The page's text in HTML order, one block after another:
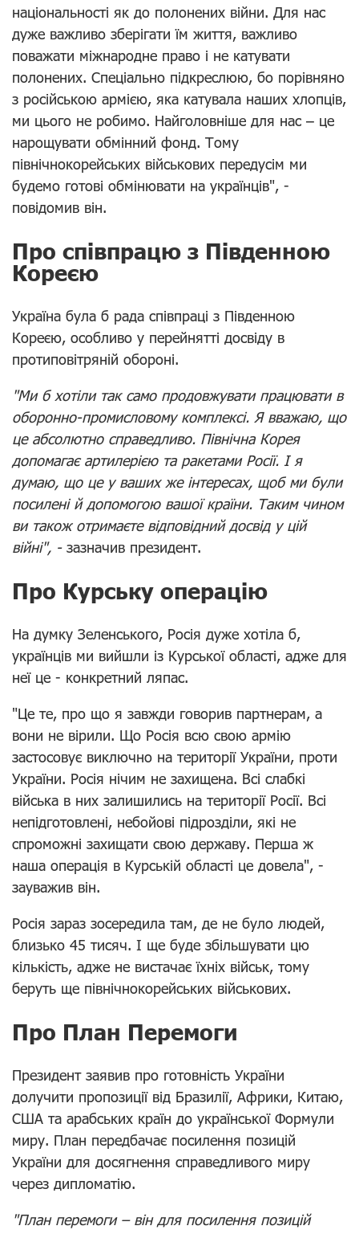
національності як до полонених війни. Для нас
дуже важливо зберігати їм життя, важливо
поважати міжнародне право і не катувати
полонених. Спеціально підкреслюю, бо порівняно
з російською армією, яка катувала наших хлопців,
ми цього не робимо. Найголовніше для нас – це
нарощувати обмінний фонд. Тому
північнокорейських військових передусім ми
будемо готові обмінювати на українців", -
повідомив він.
Про співпрацю з Південною
Кореєю
Україна була б рада співпраці з Південною
Кореєю, особливо у перейнятті досвіду в
протиповітряній обороні.
"Ми б хотіли так само продовжувати працювати в
оборонно-промисловому комплексі. Я вважаю, що
це абсолютно справедливо. Північна Корея
допомагає артилерією та ракетами Росії. І я
думаю, що це у ваших же інтересах, щоб ми були
посилені й допомогою вашої країни. Таким чином
ви також отримаєте відповідний досвід у цій
війні", -зазначив президент.
Про Курську операцію
На думку Зеленського, Росія дуже хотіла б,
українців ми вийшли із Курської області, адже для
неї це - конкретний ляпас.
"Це те, про що я завжди говорив партнерам, а
вони не вірили. Що Росія всю свою армію
застосовує виключно на території України, проти
України. Росія нічим не захищена. Всі слабкі
війська в них залишились на території Росії. Всі
непідготовлені, небойові підрозділи, які не
спроможні захищати свою державу. Перша ж
наша операція в Курській області це довела", -
зауважив він.
Росія зараз зосередила там, де не було людей,
близько 45 тисяч. І ще буде збільшувати цю
кількість, адже не вистачає їхніх військ, тому
беруть ще північнокорейських військових.
Про План Перемоги
Президент заявив про готовність України
долучити пропозиції від Бразилії, Африки, Китаю,
США та арабських країн до української Формули
миру. План передбачає посилення позицій
України для досягнення справедливого миру
через дипломатію.
"План перемоги – він для посилення позицій